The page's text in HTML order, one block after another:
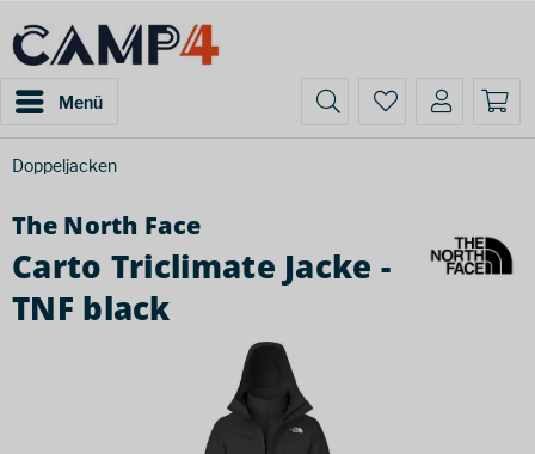
Menü
Doppeljacken
The North Face
Carto Triclimate Jacke -
TNF black